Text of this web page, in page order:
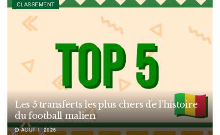
CLASSEMENT
Les 5 transferts les plus chers de l’histoire
du football malien
AOÛT 1, 2026